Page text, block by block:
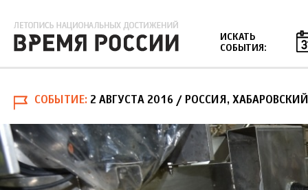
ИСКАТЬ
СОБЫТИЯ:
СОБЫТИЕ 2 АВГУСТА 2016 / РОССИЯ,